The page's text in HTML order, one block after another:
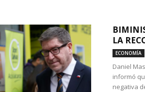
LA
ECONOMÍA
Daniel
informó
negativa